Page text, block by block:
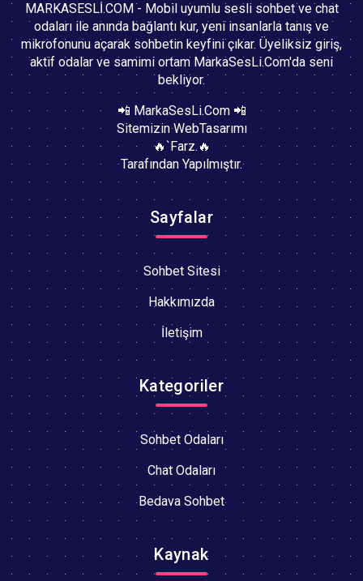
MARKASESLİ.COM - Mobil uyumlu sesli sohbet ve chat
odaları ile anında bağlantı kur, yeni insanlarla tanış ve
mikrofonunu açarak sohbetin keyfini çıkar. Üyeliksiz giriş,
aktif odalar ve samimi ortam MarkaSesLi.Com'da seni
bekliyor.
📲 MarkaSesLi.Com 📲
Sitemizin WebTasarımı
🔥`Farz.🔥
Tarafından Yapılmıştır.
Sayfalar
Sohbet Sitesi
Hakkımızda
İletişim
Kategoriler
Sohbet Odaları
Chat Odaları
Bedava Sohbet
Kaynak